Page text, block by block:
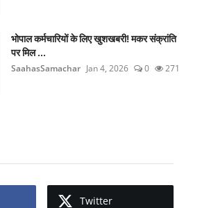
भोपाल कर्मचारियों के लिए खुशखबरी! मकर संक्रांति
पर मिल ...
SaahasSamachar Jan 4, 2026 0 271
Twitter